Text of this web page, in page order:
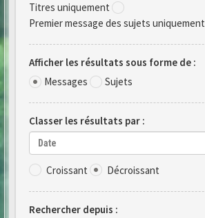
Titres uniquement
Premier message des sujets uniquement
Afficher les résultats sous forme de :
Messages
Sujets
Classer les résultats par :
Date
Croissant Décroissant
Rechercher depuis :